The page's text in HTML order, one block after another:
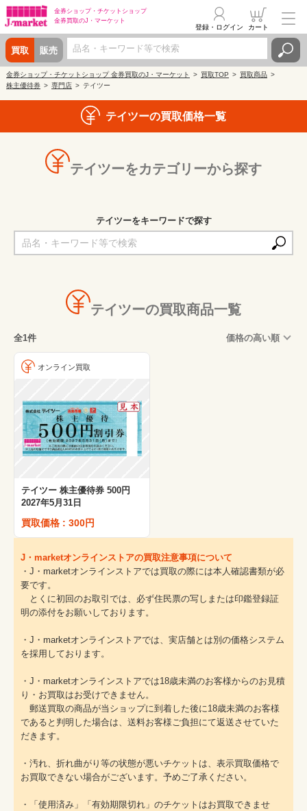
金券ショップ・ チケットショップ
金券買取のJ・マーケット
買取 販売
登録・ログイン カート
金券ショップ・チケットショップ 金券買取のJ・マーケット 買取TOP
買取商品
株主優待券
専門店 テイツー
テイツーの買取価格一覧
テイツーをカテゴリーから探す
テイツーをキーワードで探す
テイツーの買取商品一覧
全1件 価格の高い順
オンライン買取
テイツー 株主優待券 500円
2027年5月31日
買取価格 : 300円
J・marketオンラインストアの買取注意事項について
・J・marketオンラインストアでは買取の際には本人確認書類が必
要です。
とくに初回のお取引では、必ず住民票の写しまたは印鑑登録証
明の添付をお願いしております。
・J・marketオンラインストアでは、実店舗とは別の価格システム
を採用しております。
・J・marketオンラインストアでは18歳未満のお客様からのお見積
り・お買取はお受けできません。
郵送買取の商品が当ショップに到着した後に18歳未満のお客様
であると判明した場合は、送料お客様ご負担にて返送させていた
だきます。
・汚れ、折れ曲がり等の状態が悪いチケットは、表示買取価格で
お買取できない場合がございます。予めご了承ください。
・「使用済み」「有効期限切れ」のチケットはお買取できませ